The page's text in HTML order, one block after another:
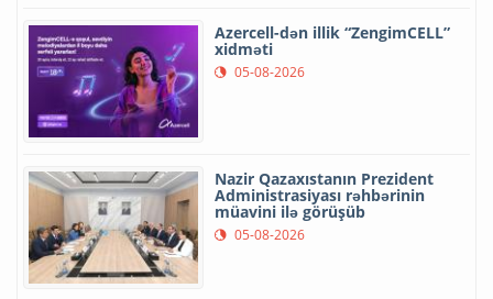
Azercell-dən illik “ZengimCELL”
xidməti
05-08-2026
Nazir Qazaxıstanın Prezident
Administrasiyası rəhbərinin
müavini ilə görüşüb
05-08-2026